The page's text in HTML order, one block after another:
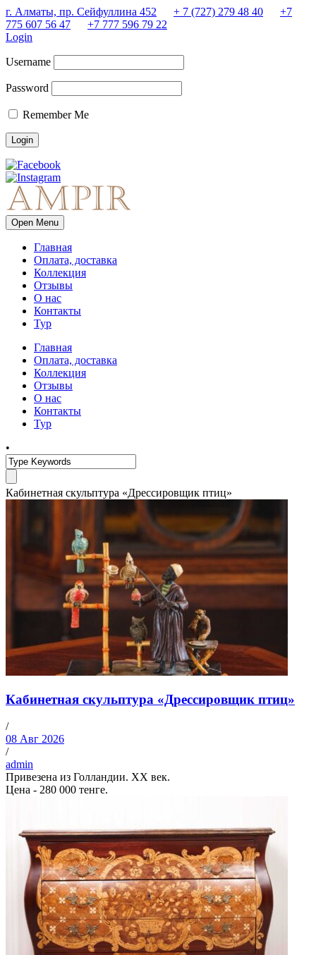
г. Алматы, пр. Сейфуллина 452 + 7 (727) 279 48 40
+7
775 607 56 47
+7 777 596 79 22
Login
Username
Password
Remember Me
Open Menu
Главная
Оплата, доставка
Коллекция
Отзывы
О нас
Контакты
Тур
Главная
Оплата, доставка
Коллекция
Отзывы
О нас
Контакты
Тур
•
Кабинетная скульптура «Дрессировщик птиц»
Кабинетная скульптура «Дрессировщик птиц»
/
08 Авг 2026
/
admin
Привезена из Голландии. ХХ век.
Цена - 280 000 тенге.